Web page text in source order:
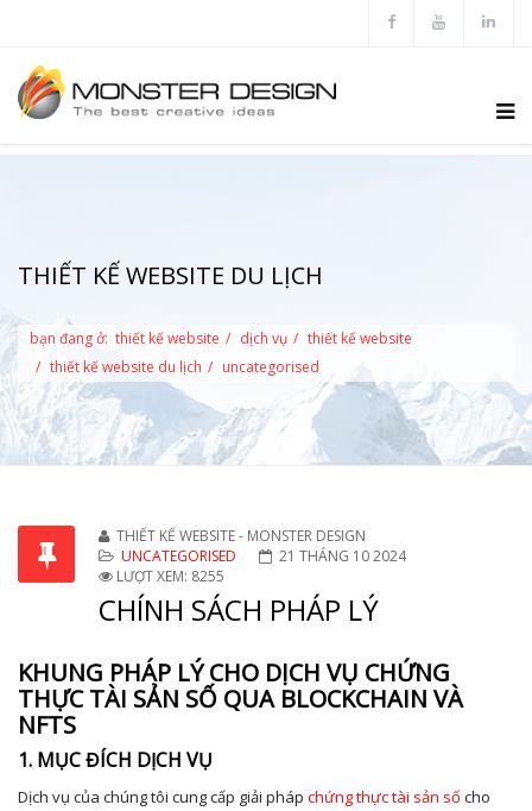
THIẾT KẾ WEBSITE DU LỊCH
bạn đang ở: thiết kế website dịch vụ
thiết kế website
thiết kế website du lịch
uncategorised
THIẾT KẾ WEBSITE - MONSTER DESIGN
UNCATEGORISED
21 THÁNG 10 2024
LƯỢT XEM: 8255
CHÍNH SÁCH PHÁP LÝ
KHUNG PHÁP LÝ CHO DỊCH VỤ CHỨNG
THỰC TÀI SẢN SỐ QUA BLOCKCHAIN VÀ
NFTS
1. MỤC ĐÍCH DỊCH VỤ
Dịch vụ của chúng tôi cung cấp giải pháp chứng thực tài sản số cho